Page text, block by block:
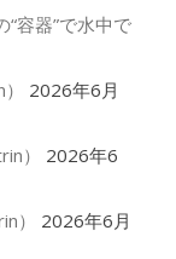
容器”で水中で
2026年6月
）
2026年6
）
2026年6月